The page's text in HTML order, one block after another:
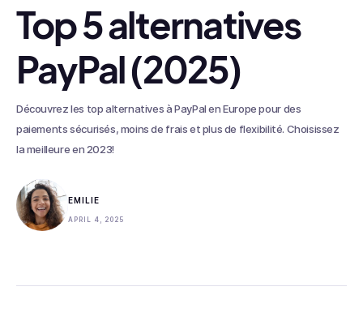
Top 5 alternatives
PayPal (2025)
Découvrez les top alternatives à PayPal en Europe pour des
paiements sécurisés, moins de frais et plus de flexibilité. Choisissez
la meilleure en 2023!
EMILIE
APRIL 4, 2025